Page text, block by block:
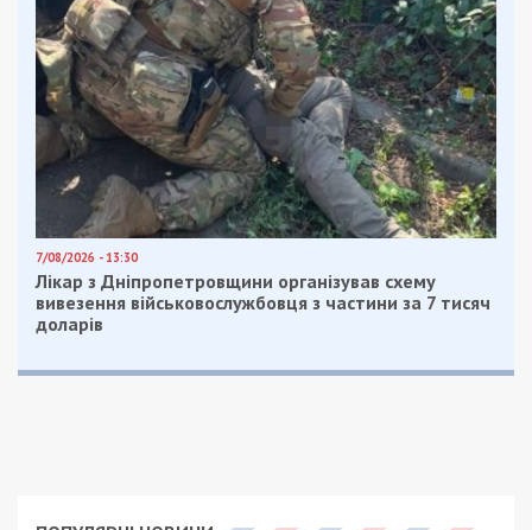
7/08/2026 - 13:30
Лікар з Дніпропетровщини організував схему
вивезення військовослужбовця з частини за 7 тисяч
доларів